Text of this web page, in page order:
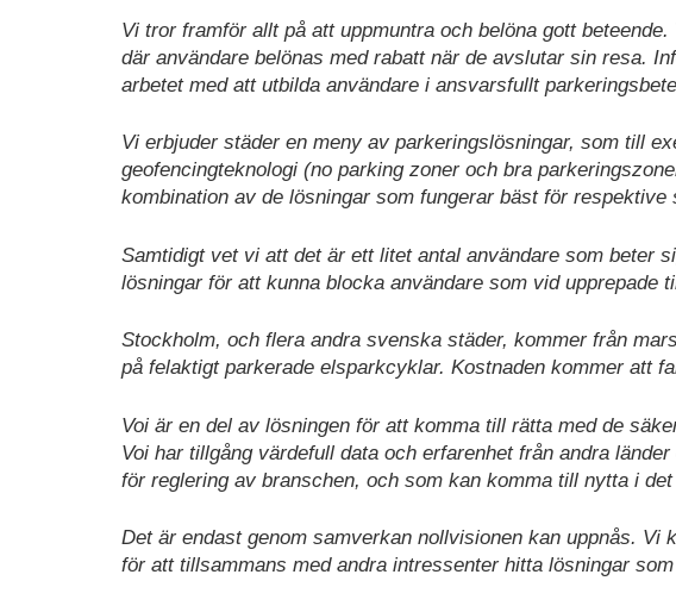
Vi tror framför allt på att uppmuntra och belöna gott
där användare belönas med rabatt när de avslutar sin resa.
arbetet med att utbilda användare i ansvarsfullt
Vi erbjuder städer en meny av parkeringslösningar, som till
geofencingteknologi (no parking zoner och bra
kombination av de lösningar som fungerar bäst för respektive
Samtidigt vet vi att det är ett litet antal användare som beter
lösningar för att kunna blocka användare som vid upprepade
Stockholm, och flera andra svenska städer, kommer från
på felaktigt parkerade elsparkcyklar. Kostnaden kommer att
Voi är en del av lösningen för att komma till rätta med de
Voi har tillgång värdefull data och erfarenhet från andra
för reglering av branschen, och som kan komma till nytta i
Det är endast genom samverkan nollvisionen kan uppnås.
för att tillsammans med andra intressenter hitta lösningar